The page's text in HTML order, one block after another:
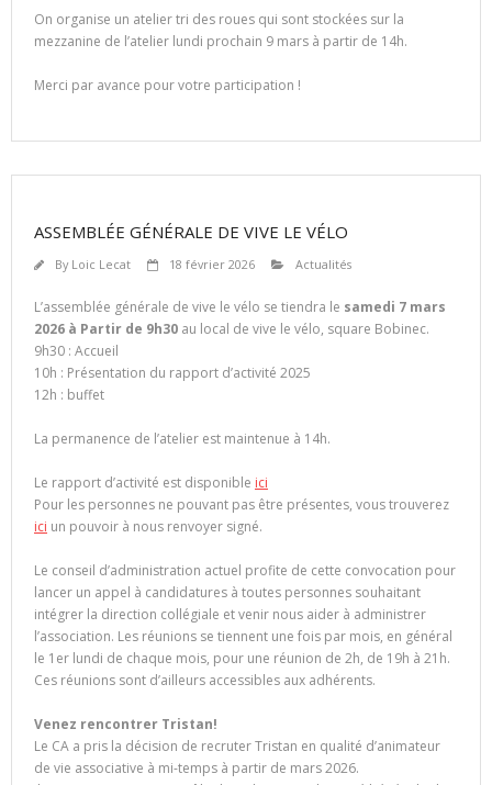
On organise un atelier tri des roues qui sont stockées sur la
mezzanine de l’atelier lundi prochain 9 mars à partir de 14h.
Merci par avance pour votre participation !
ASSEMBLÉE GÉNÉRALE DE VIVE LE VÉLO
By Loic Lecat 18 février 2026 Actualités
L’assemblée générale de vive le vélo se tiendra le samedi 7 mars
2026 à Partir de 9h30 au local de vive le vélo, square Bobinec.
9h30 : Accueil
10h : Présentation du rapport d’activité 2025
12h : buffet
La permanence de l’atelier est maintenue à 14h.
Le rapport d’activité est disponible ici
Pour les personnes ne pouvant pas être présentes, vous trouverez
ici un pouvoir à nous renvoyer signé.
Le conseil d’administration actuel profite de cette convocation pour
lancer un appel à candidatures à toutes personnes souhaitant
intégrer la direction collégiale et venir nous aider à administrer
l’association. Les réunions se tiennent une fois par mois, en général
le 1er lundi de chaque mois, pour une réunion de 2h, de 19h à 21h.
Ces réunions sont d’ailleurs accessibles aux adhérents.
Venez rencontrer Tristan!
Le CA a pris la décision de recruter Tristan en qualité d’animateur
de vie associative à mi-temps à partir de mars 2026.